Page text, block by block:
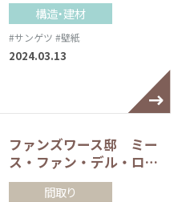
構造・建材
#サンゲツ #壁紙
2024.03.13
ファンズワース邸 ミー
ス・ファン・デル・ロ…
間取り